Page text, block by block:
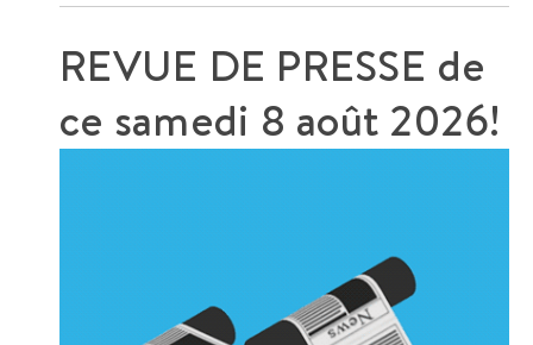
REVUE DE PRESSE de
ce samedi 8 août 2026!